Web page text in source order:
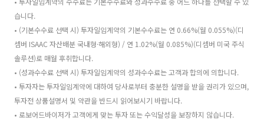
습니다.
• (기본수수료 선택 시) 투자일임계약의 기본수수료는 연 0.66%(월 0.055%)(디
셈버 ISAAC 자산배분 국내형·해외형) / 연 1.02%(월 0.085%)(디셈버 미국 주식
솔루션)로 매월 후취합니다.
• (성과수수료 선택 시) 투자일임계약의 성과수수료는 고객과 합의에 의합니다.
• 투자자는 투자일임계약에 대하여 당사로부터 충분한 설명을 받을 권리가 있으며,
투자전 상품설명서 및 약관을 반드시 읽어보시기 바랍니다.
• 로보어드바이저가 고객에게 맞는 투자 또는 수익달성을 보장하지 않습니다.